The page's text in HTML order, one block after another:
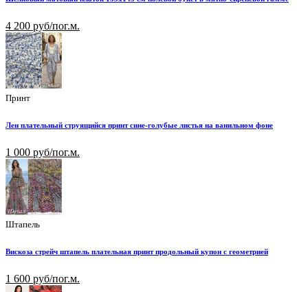
4 200 руб/пог.м.
Принт
Лен плательный струящийся принт сине-голубые листья на ванильном фоне
1 000 руб/пог.м.
Штапель
Вискоза стрейч штапель плательная принт продольный купон с геометрией
1 600 руб/пог.м.